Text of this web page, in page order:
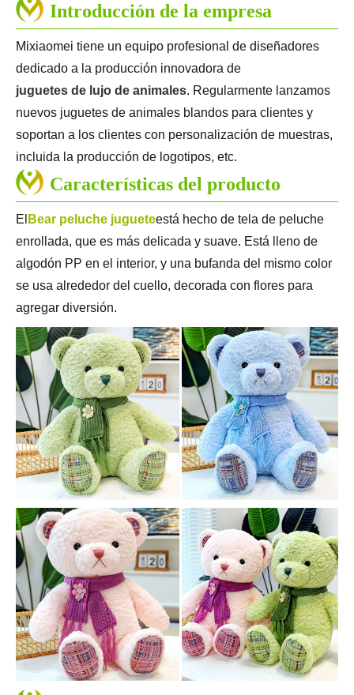
Introducción de la empresa
Mixiaomei tiene un equipo profesional de diseñadores
dedicado a la producción innovadora de
juguetes de lujo de animales. Regularmente lanzamos
nuevos juguetes de animales blandos para clientes y
soportan a los clientes con personalización de muestras,
incluida la producción de logotipos, etc.
Características del producto
El Bear peluche jugueteestá hecho de tela de peluche
enrollada, que es más delicada y suave. Está lleno de
algodón PP en el interior, y una bufanda del mismo color
se usa alrededor del cuello, decorada con flores para
agregar diversión.